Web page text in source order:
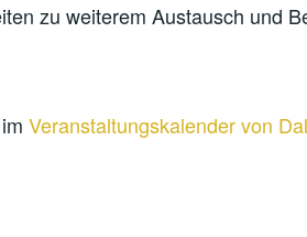
zu weiterem Austausch und
Veranstaltungskalender von